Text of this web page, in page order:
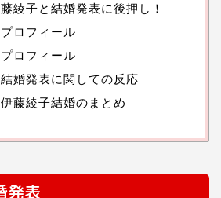
綾子と結婚発表に後押し！
ロフィール
ロフィール
婚発表に関しての反応
藤綾子結婚のまとめ
発表